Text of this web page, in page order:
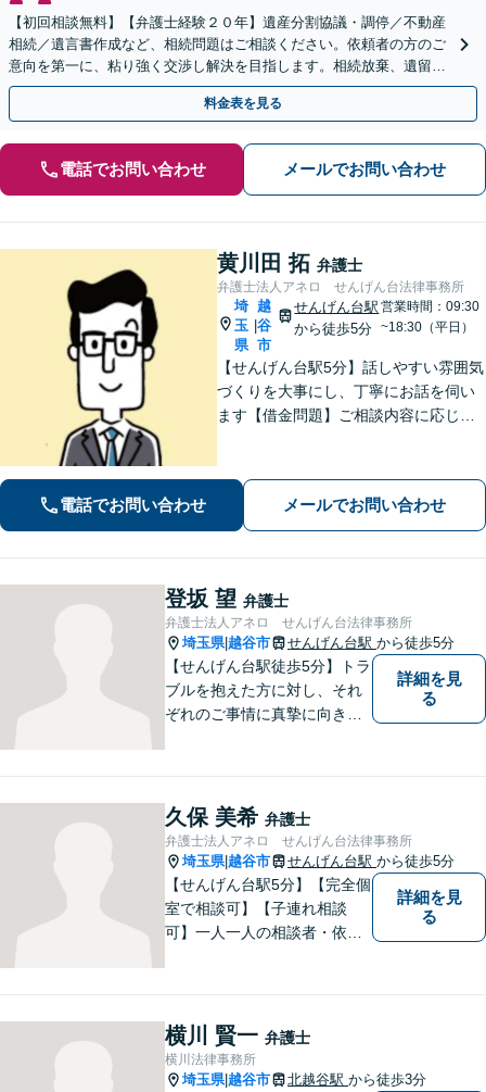
【初回相談無料】【弁護士経験２０年】遺産分割協議・調停／不動産
相続／遺言書作成など、相続問題はご相談ください。依頼者の方のご
意向を第一に、粘り強く交渉し解決を目指します。相続放棄、遺留分
侵害額請求もお任せください【せんげん台駅5分】
料金表を見る
電話でお問い合わせ メールでお問い合わせ
黄川田 拓 弁護士
弁護士法人アネロ せんげん台法律事務所
埼
玉
県
|
越
谷
市
せんげん台駅
から徒歩5分
営業時間：09:30
~18:30（平日）
【せんげん台駅5分】話しやすい雰囲気
づくりを大事にし、丁寧にお話を伺い
ます【借金問題】ご相談内容に応じて
勤務経験を活かし、相談者さま目線に
立った的確なアドバイスを【初回相談
無料】
電話でお問い合わせ メールでお問い合わせ
登坂 望 弁護士
弁護士法人アネロ せんげん台法律事務所
埼玉県|越谷市 せんげん台駅 から徒歩5分
【せんげん台駅徒歩5分】トラ
ブルを抱えた方に対し、それ
ぞれのご事情に真摯に向き合
金、 労働、企業法務など、多
岐に渡る分野に精通していま
す。お困りごとはお気軽にご
連絡ください。
詳細を見
る
久保 美希 弁護士
弁護士法人アネロ せんげん台法律事務所
埼玉県|越谷市 せんげん台駅 から徒歩5分
【せんげん台駅5分】【完全個
室で相談可】【子連れ相談
可】一人一人の相談者・依頼
適切かつ速やかに解決いたし
ます。 お気軽にご相談くださ
い。
詳細を見
る
横川 賢一 弁護士
横川法律事務所
埼玉県|越谷市 北越谷駅 から徒歩3分